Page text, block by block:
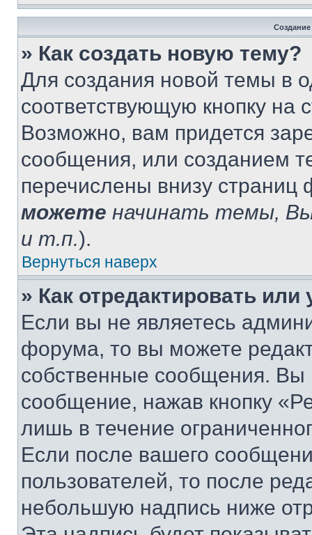
» Как создать новую тему?
Для создания новой темы в
соответствующую кнопку
Возможно, вам придется
сообщения, или созданием
перечислены внизу
можете начинать темы,
и т.п.).
Вернуться наверх
» Как отредактировать
Если вы не являетесь
форума, то вы можете
собственные сообщения. Вы
сообщение, нажав кнопку
лишь в течение
Если после вашего
пользователей, то после
небольшую надпись ниже